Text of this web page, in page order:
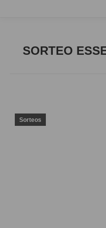
SORTEO
Sorteos